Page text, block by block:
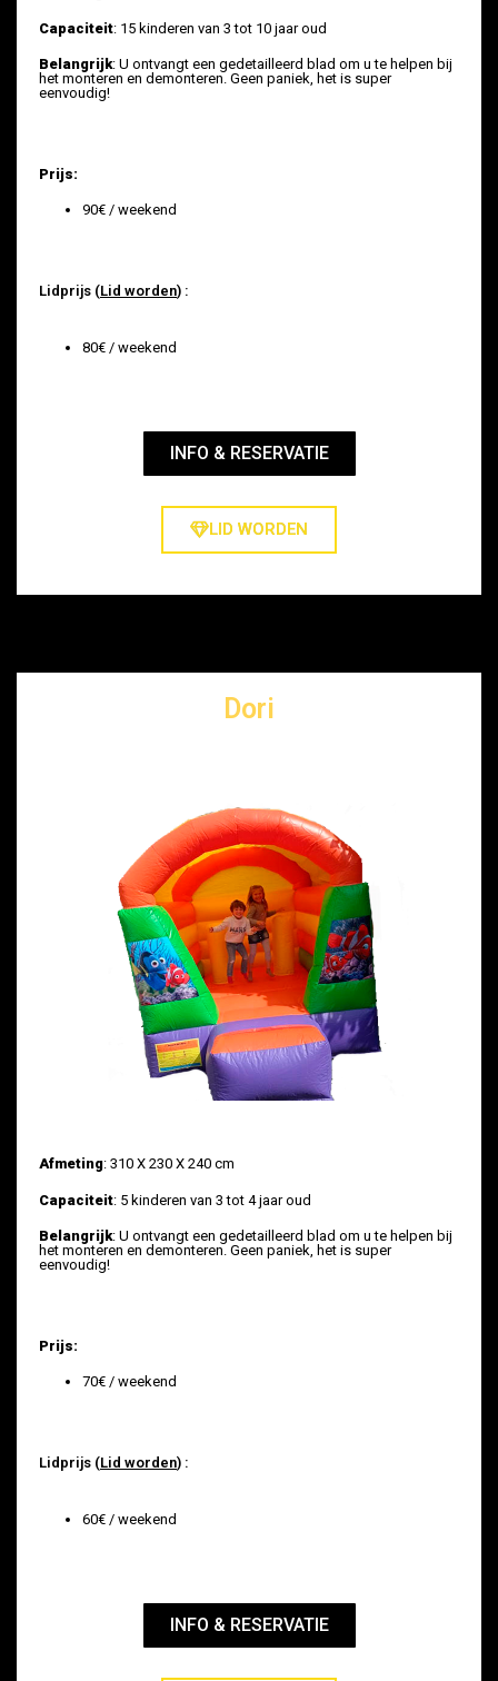
Capaciteit: 15 kinderen van 3 tot 10 jaar oud
Belangrijk: U ontvangt een gedetailleerd blad om u te helpen bij
het monteren en demonteren. Geen paniek, het is super
eenvoudig!
Prijs:
90€ / weekend
Lidprijs (Lid worden) :
80€ / weekend
INFO & RESERVATIE
LID WORDEN
Dori
Afmeting: 310 X 230 X 240 cm
Capaciteit: 5 kinderen van 3 tot 4 jaar oud
Belangrijk: U ontvangt een gedetailleerd blad om u te helpen bij
het monteren en demonteren. Geen paniek, het is super
eenvoudig!
Prijs:
70€ / weekend
Lidprijs (Lid worden) :
60€ / weekend
INFO & RESERVATIE